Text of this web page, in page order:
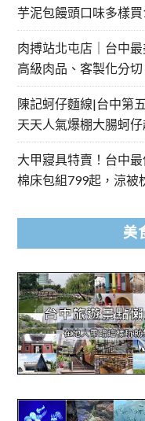
芋泥包饅頭口味多樣
肉搏站北屯店｜台中
高級肉品、客製化分
陳記蚵仔麵線|台中第
天天人氣爆棚大腸蚵
大甲寢具特賣！台中
棉床包組799起，涼被
美